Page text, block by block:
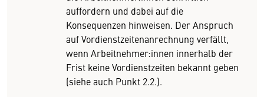
auffordern und dabei auf die
Konsequenzen hinweisen. Der Anspruch
auf Vordienstzeitenanrechnung verfällt,
wenn Arbeitnehmer:innen innerhalb der
Frist keine Vordienstzeiten bekannt geben
(siehe auch Punkt 2.2.).